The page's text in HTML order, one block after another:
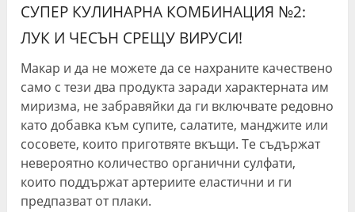
СУПЕР КУЛИНАРНА КОМБИНАЦИЯ №2:
ЛУК И ЧЕСЪН СРЕЩУ ВИРУСИ!
Макар и да не можете да се нахраните качествено
само с тези два продукта заради характерната им
миризма, не забравяйки да ги включвате редовно
като добавка към супите, салатите, манджите или
сосовете, които приготвяте вкъщи. Те съдържат
невероятно количество органични сулфати,
които поддържат артериите еластични и ги
предпазват от плаки.